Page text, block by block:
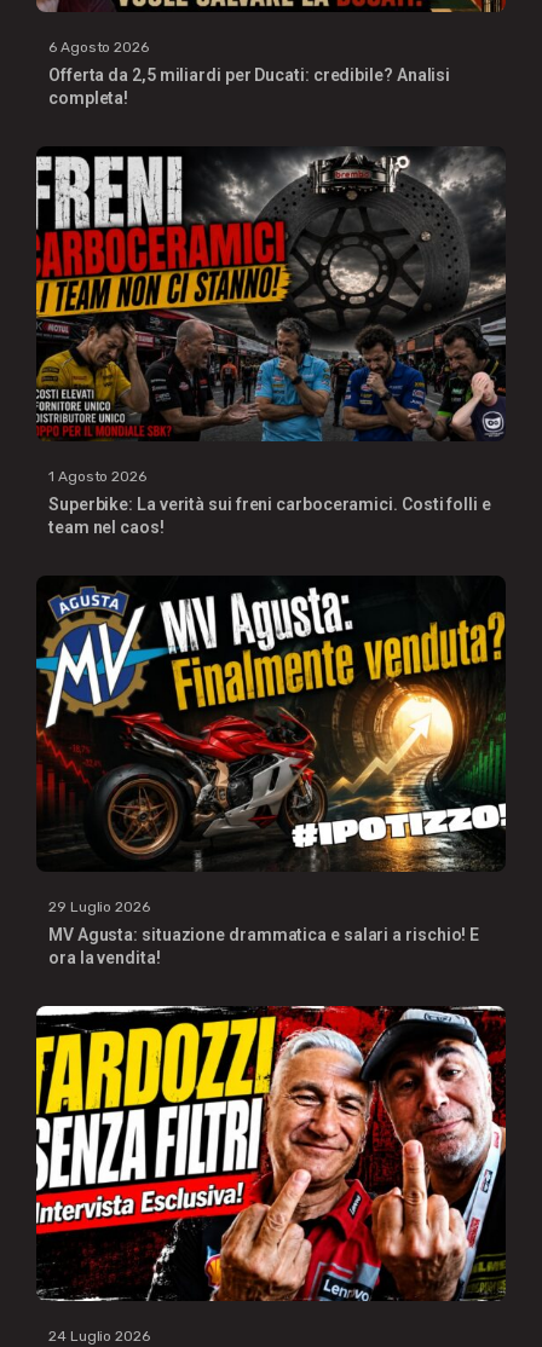
6 Agosto 2026
Offerta da 2,5 miliardi per Ducati: credibile? Analisi
completa!
1 Agosto 2026
Superbike: La verità sui freni carboceramici. Costi folli e
team nel caos!
29 Luglio 2026
MV Agusta: situazione drammatica e salari a rischio! E
ora la vendita!
24 Luglio 2026